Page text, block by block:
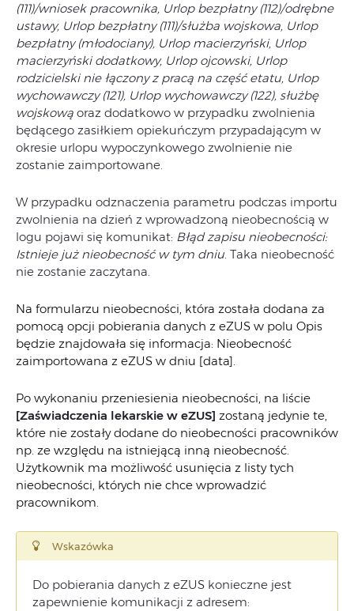
(111)/wniosek pracownika, Urlop bezpłatny (112)/odrębne
ustawy, Urlop bezpłatny (111)/służba wojskowa, Urlop
bezpłatny (młodociany), Urlop macierzyński, Urlop
macierzyński dodatkowy, Urlop ojcowski, Urlop
rodzicielski nie łączony z pracą na część etatu, Urlop
wychowawczy (121), Urlop wychowawczy (122), służbę
wojskową oraz dodatkowo w przypadku zwolnienia
będącego zasiłkiem opiekuńczym przypadającym w
okresie urlopu wypoczynkowego zwolnienie nie
zostanie zaimportowane.
W przypadku odznaczenia parametru podczas importu
zwolnienia na dzień z wprowadzoną nieobecnością w
logu pojawi się komunikat: Błąd zapisu nieobecności:
Istnieje już nieobecność w tym dniu. Taka nieobecność
nie zostanie zaczytana.
Na formularzu nieobecności, która została dodana za
pomocą opcji pobierania danych z eZUS w polu Opis
będzie znajdowała się informacja: Nieobecność
zaimportowana z eZUS w dniu [data].
Po wykonaniu przeniesienia nieobecności, na liście
[Zaświadczenia lekarskie w eZUS] zostaną jedynie te,
które nie zostały dodane do nieobecności pracowników
np. ze względu na istniejącą inną nieobecność.
Użytkownik ma możliwość usunięcia z listy tych
nieobecności, których nie chce wprowadzić
pracownikom.
Wskazówka
Do pobierania danych z eZUS konieczne jest
zapewnienie komunikacji z adresem: